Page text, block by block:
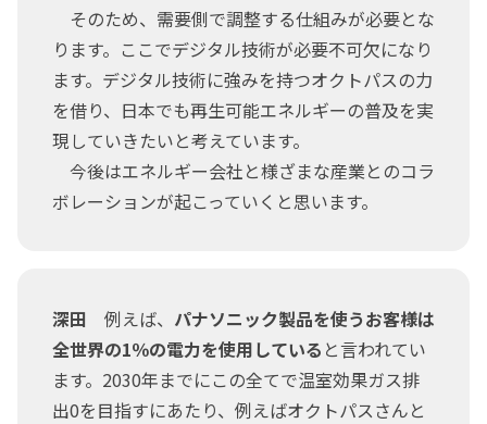
そのため、需要側で調整する仕組みが必要とな
ります。ここでデジタル技術が必要不可欠になり
ます。デジタル技術に強みを持つオクトパスの力
を借り、日本でも再生可能エネルギーの普及を実
現していきたいと考えています。
今後はエネルギー会社と様ざまな産業とのコラ
ボレーションが起こっていくと思います。
深田 例えば、 パナソニック製品を使うお客様は
全世界の1％の電力を使用している と言われてい
ます。2030年までにこの全てで温室効果ガス排
出0を目指すにあたり、例えばオクトパスさんと